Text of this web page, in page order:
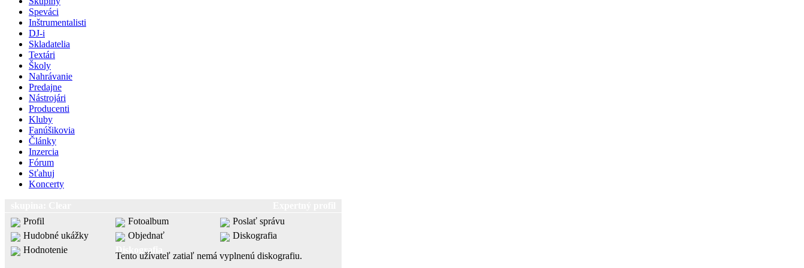
Speváci
Inštrumentalisti
DJ-i
Skladatelia
Textári
Školy
Nahrávanie
Predajne
Nástrojári
Producenti
Kluby
Fanúšikovia
Články
Inzercia
Fórum
Sťahuj
Koncerty
Profil
Fotoalbum
Poslať správu
Hudobné ukážky
Objednať
Diskografia
Hodnotenie
Diskografia
Tento užívateľ zatiaľ nemá vyplnenú diskografiu.